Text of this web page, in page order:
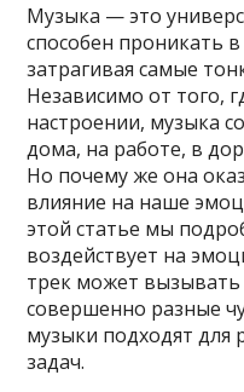
Музыка — это
способен проникать
затрагивая самые
Независимо от того,
настроении, музыка
дома, на работе, в
Но почему же она
влияние на наше
этой статье мы
воздействует на
трек может
совершенно разные
музыки подходят для
задач.